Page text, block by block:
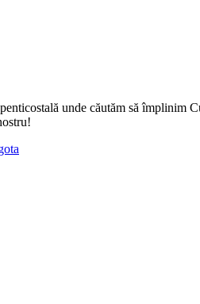
unde căutăm să